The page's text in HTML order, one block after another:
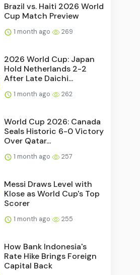
Brazil vs. Haiti 2026 World
Cup Match Preview
1 month ago 269
2026 World Cup: Japan
Hold Netherlands 2-2
After Late Daichi...
1 month ago 262
World Cup 2026: Canada
Seals Historic 6-0 Victory
Over Qatar...
1 month ago 257
Messi Draws Level with
Klose as World Cup's Top
Scorer
1 month ago 255
How Bank Indonesia's
Rate Hike Brings Foreign
Capital Back